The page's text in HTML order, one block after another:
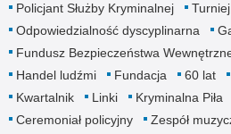
Policjant Służby Kryminalnej
Odpowiedzialność dyscyplinarna
Fundusz Bezpieczeństwa
Handel ludźmi
Fundacja 60 lat
Kwartalnik
Linki Kryminalna Piła
Ceremoniał policyjny
Zespół